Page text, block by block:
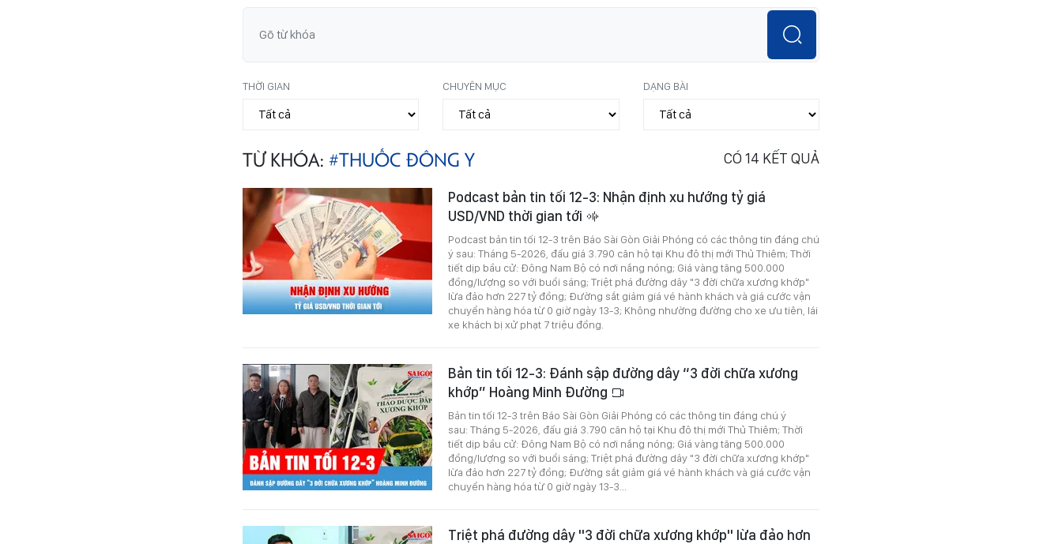
THỜI GIAN CHUYÊN MỤC DẠNG BÀI
TỪ KHÓA: #THUỐC ĐÔNG Y CÓ 14 KẾT QUẢ
Podcast bản tin tối 12-3: Nhận định xu hướng tỷ giá
USD/VND thời gian tới
Podcast bản tin tối 12-3 trên Báo Sài Gòn Giải Phóng có các thông tin đáng chú
ý sau: Tháng 5-2026, đấu giá 3.790 căn hộ tại Khu đô thị mới Thủ Thiêm; Thời
tiết dịp bầu cử: Đông Nam Bộ có nơi nắng nóng; Giá vàng tăng 500.000
đồng/lượng so với buổi sáng; Triệt phá đường dây "3 đời chữa xương khớp"
lừa đảo hơn 227 tỷ đồng; Đường sắt giảm giá vé hành khách và giá cước vận
chuyển hàng hóa từ 0 giờ ngày 13-3; Không nhường đường cho xe ưu tiên, lái
xe khách bị xử phạt 7 triệu đồng.
Bản tin tối 12-3: Đánh sập đường dây “3 đời chữa xương
khớp” Hoàng Minh Đường
Bản tin tối 12-3 trên Báo Sài Gòn Giải Phóng có các thông tin đáng chú ý
sau: Tháng 5-2026, đấu giá 3.790 căn hộ tại Khu đô thị mới Thủ Thiêm; Thời
tiết dịp bầu cử: Đông Nam Bộ có nơi nắng nóng; Giá vàng tăng 500.000
đồng/lượng so với buổi sáng; Triệt phá đường dây "3 đời chữa xương khớp"
lừa đảo hơn 227 tỷ đồng; Đường sắt giảm giá vé hành khách và giá cước vận
chuyển hàng hóa từ 0 giờ ngày 13-3...
Triệt phá đường dây "3 đời chữa xương khớp" lừa đảo hơn